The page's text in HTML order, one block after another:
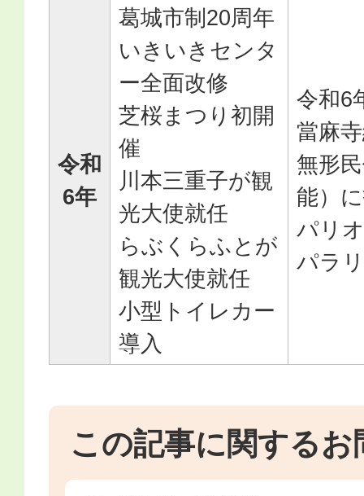
令和
6年
葛城市制20周年
いきいきセンタ
ー全面改修
芝桜まつり初開
催
川本三重子が観
光大使就任
らぶくらふとが
観光大使就任
小型トイレカー
導入
令和6
當麻
無形
能）
パリ
パラ
この記事に関するお